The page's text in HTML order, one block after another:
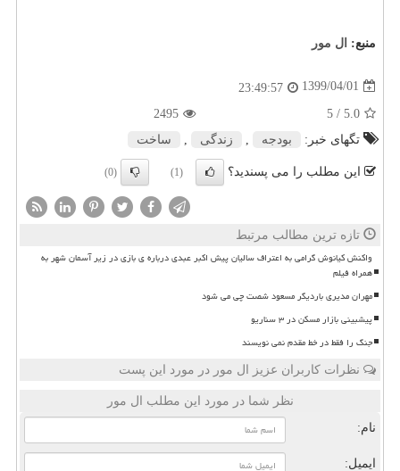
منبع: ال مور
1399/04/01
23:49:57
5.0
/ 5
2495
تگهای خبر:
بودجه زندگی ساخت
این مطلب را می پسندید؟ (1)
(0)
تازه ترین مطالب مرتبط
واکنش کیانوش گرامی به اعتراف سالیان پیش اکبر عبدی درباره ی بازی در زیر آسمان شهر به
همراه فیلم
مهران مدیری باردیگر مسعود شصت چی می شود
پیشبینی بازار مسکن در ۳ سناریو
جنگ را فقط در خط مقدم نمی نویسند
نظرات کاربران عزیز ال مور در مورد این پست
نظر شما در مورد این مطلب ال مور
نام:
ایمیل: